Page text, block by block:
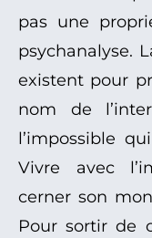
pas une
psychanalyse.
existent pour
nom de
l’impossible
Vivre avec
cerner son
Pour sortir de